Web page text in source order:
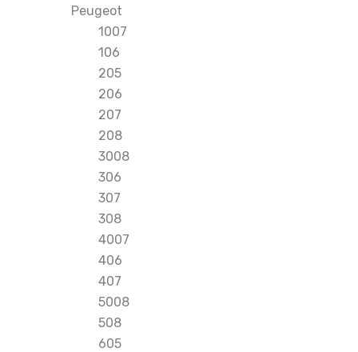
Peugeot
1007
106
205
206
207
208
3008
306
307
308
4007
406
407
5008
508
605